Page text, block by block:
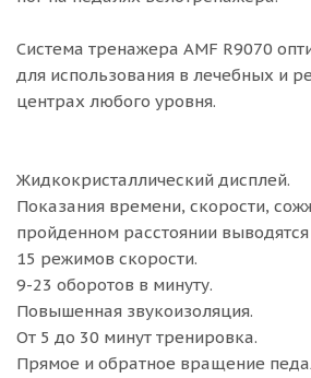
Система тренажера AMF R9070
для использования в лечебных и
центрах любого уровня.
Жидкокристаллический дисплей.
Показания времени, скорости,
пройденном расстоянии
15 режимов скорости.
9-23 оборотов в минуту.
Повышенная звукоизоляция.
От 5 до 30 минут тренировка.
Прямое и обратное вращение